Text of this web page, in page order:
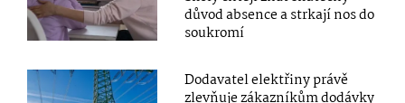
důvod absence a strkají nos do
soukromí
Dodavatel elektřiny právě
zlevňuje zákazníkům dodávky